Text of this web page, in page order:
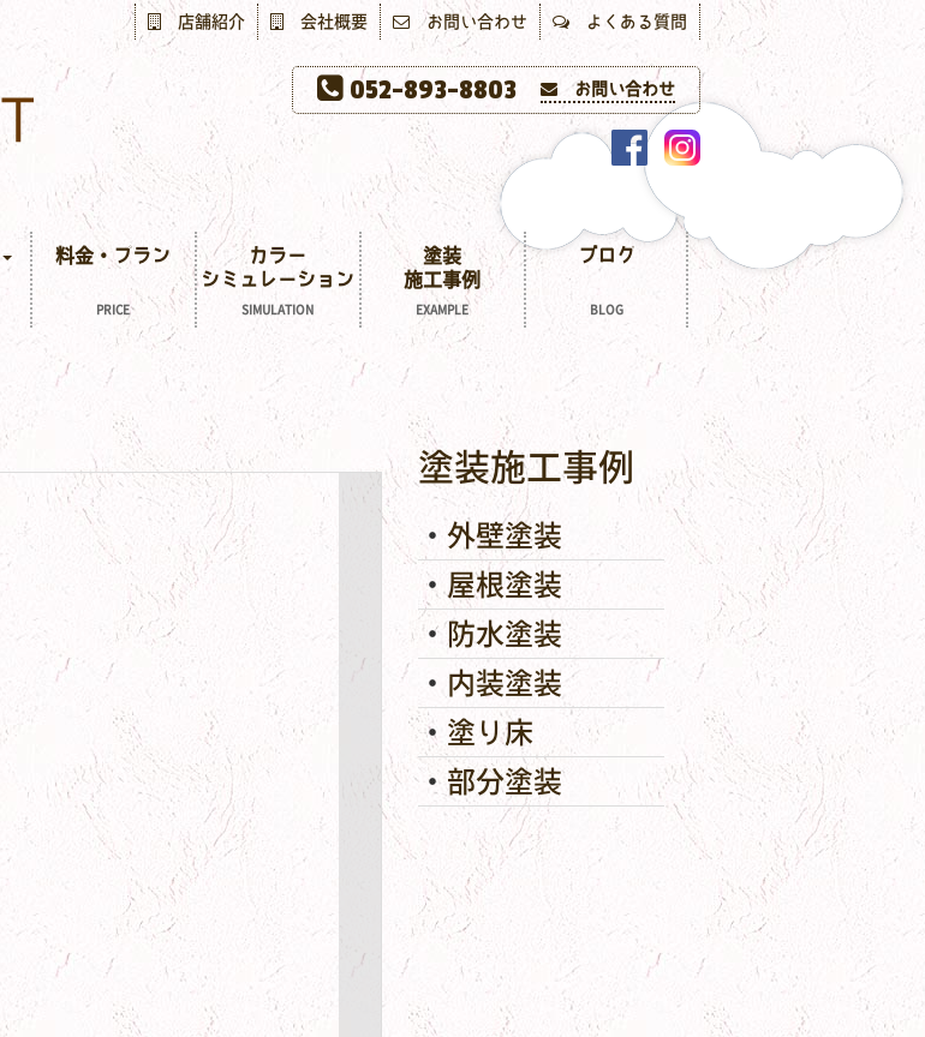
店舗紹介 会社概要 お問い合わせ よくある質問
052-893-8803 お問い合わせ
PRICE
料金・プラン
SIMULATION
カラー
シミュレーション
EXAMPLE
塗装
施工事例
BLOG
ブログ
塗装施工事例
外壁塗装
屋根塗装
防水塗装
内装塗装
塗り床
部分塗装